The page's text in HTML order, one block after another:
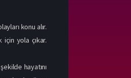
konu alır.
yola çıkar.
hayatını